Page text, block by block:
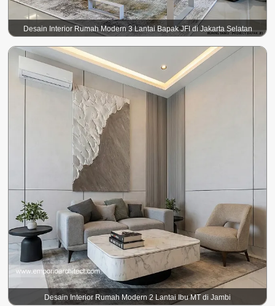
Desain Interior Rumah Modern 3 Lantai Bapak JFI di Jakarta Selatan
Desain Interior Rumah Modern 2 Lantai Ibu MT di Jambi